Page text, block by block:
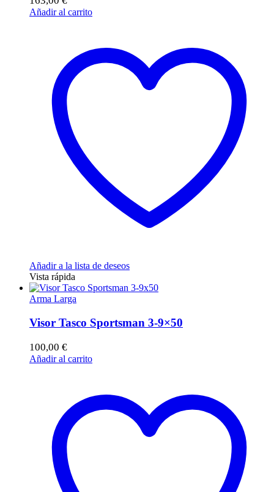
Añadir al carrito
Añadir a la lista de deseos
Vista rápida
Arma Larga
Visor Tasco Sportsman 3-9×50
100,00 €
Añadir al carrito